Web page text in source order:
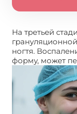
На третьей
ногтя.
форму, может